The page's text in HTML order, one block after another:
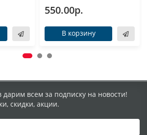
550.00р.
В корзину
дарим всем за подписку на новости!
скидки, акции.